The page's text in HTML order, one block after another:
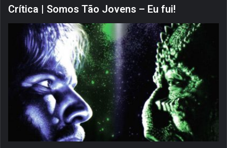
Crítica | Somos Tão Jovens – Eu fui!